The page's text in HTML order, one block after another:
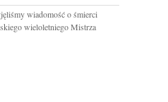
wiadomość o śmierci
wieloletniego Mistrza